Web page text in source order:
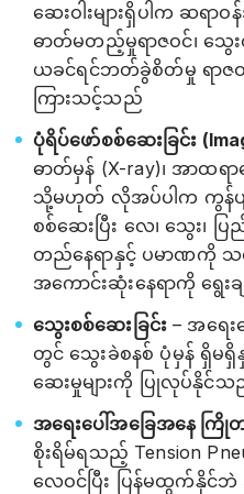
ဆေးဝါးများရှိပါက ဆရ
ဓာတ်မတည့်မှုရာဇဝင်၊ သွေ
ယခင်ရင်ဘတ်ခွဲစိတ်မှု ရာဇဝ
ကြားသင့်သည်
ပုံရိပ်ဖော်စစ်ဆေးခြင်း
ဓာတ်မှန် (X-ray)၊ အာထရာ
သို့မဟုတ် လိုအပ်ပါက ကွန်ပျူ
စစ်ဆေးပြီး လေ၊ သွေး
တည်နေရာနှင့် ပမာဏ
အကောင်းဆုံးနေရာကို ရွေး
သွေးစစ်ဆေးခြင်း– အရေး
တွင် သွေးခဲစနစ် ပုံမှန် ရှိမ
ဆေးမှုများကို ပြုလုပ်နိုင်
အရေးပေါ်အခြေအနေ ကြိုတ
စိုးရိမ်ရသည့် Tension
လေဝင်ပြီး ပြန်မထွက်နိုင်